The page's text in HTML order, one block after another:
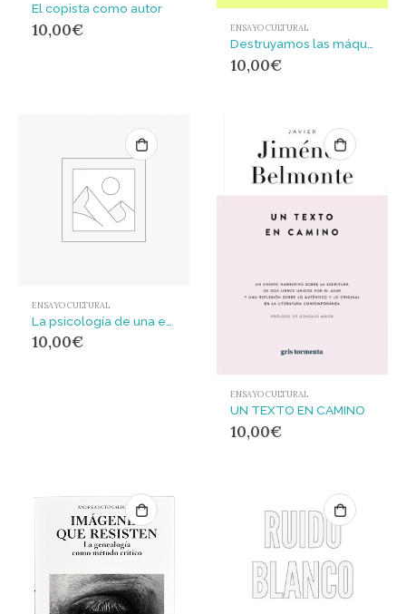
El copista como autor
10,00€ ENSAYO CULTURAL
Destruyamos las máquinas
10,00€
ENSAYO CULTURAL
10,00€
ENSAYO CULTURAL
UN TEXTO EN CAMINO
10,00€